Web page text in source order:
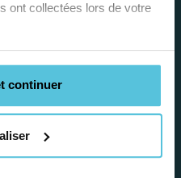
ont collectées lors de votre
continuer
le meilleur
de votre profil,
votre flexibilité.